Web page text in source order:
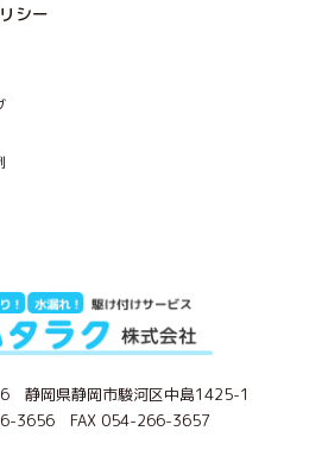
シー
岡県静岡市駿河区中島1425-1
3656 FAX 054-266-3657